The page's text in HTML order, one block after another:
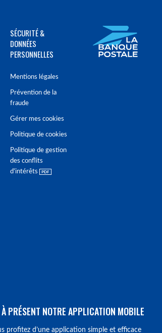
SÉCURITÉ &
DONNÉES
PERSONNELLES
Mentions légales
Prévention de la
fraude
Gérer mes cookies
Politique de cookies
Politique de gestion
des conflits
d'intérêts
PRÉSENT NOTRE APPLICATION MOBILE
profitez d’une application simple et efficace